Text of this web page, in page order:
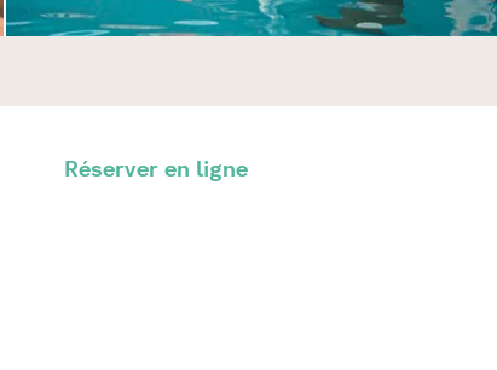
Réserver en ligne